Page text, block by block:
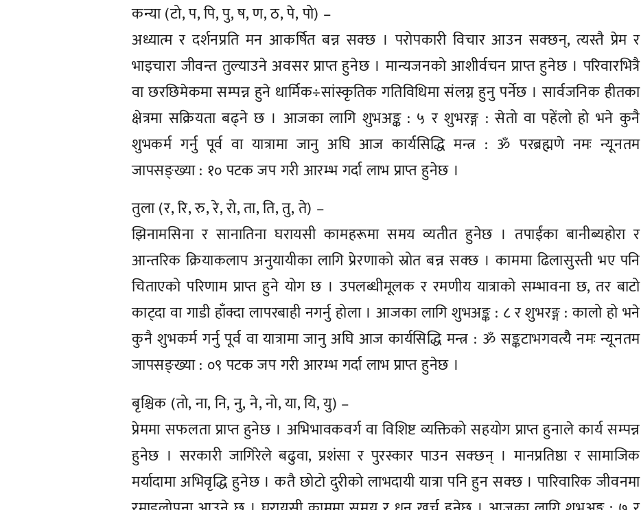
कन्या (टो, प, पि, पु, ष, ण, ठ, पे, पो) –
अध्यात्म र दर्शनप्रति मन आकर्षित बन्न सक्छ । परोपकारी विचार आउन सक्छन्, त्यस्तै प्रेम र
भाइचारा जीवन्त तुल्याउने अवसर प्राप्त हुनेछ । मान्यजनको आशीर्वचन प्राप्त हुनेछ । परिवारभित्रै
वा छरछिमेकमा सम्पन्न हुने धार्मिक÷सांस्कृतिक गतिविधिमा संलग्न हुनु पर्नेछ । सार्वजनिक हीतका
क्षेत्रमा सक्रियता बढ्ने छ । आजका लागि शुभअङ्क : ५ र शुभरङ्ग : सेतो वा पहेंलो हो भने कुनै
शुभकर्म गर्नु पूर्व वा यात्रामा जानु अघि आज कार्यसिद्धि मन्त्र : ॐ परब्रह्मणे नमः न्यूनतम
जापसङ्ख्या : १० पटक जप गरी आरम्भ गर्दा लाभ प्राप्त हुनेछ ।
तुला (र, रि, रु, रे, रो, ता, ति, तु, ते) –
झिनामसिना र सानातिना घरायसी कामहरूमा समय व्यतीत हुनेछ । तपाईंका बानीब्यहोरा र
आन्तरिक क्रियाकलाप अनुयायीका लागि प्रेरणाको स्रोत बन्न सक्छ । काममा ढिलासुस्ती भए पनि
चिताएको परिणाम प्राप्त हुने योग छ । उपलब्धीमूलक र रमणीय यात्राको सम्भावना छ, तर बाटो
काट्दा वा गाडी हाँक्दा लापरबाही नगर्नु होला । आजका लागि शुभअङ्क : ८ र शुभरङ्ग : कालो हो भने
कुनै शुभकर्म गर्नु पूर्व वा यात्रामा जानु अघि आज कार्यसिद्धि मन्त्र : ॐ सङ्कटाभगवत्यैै नमः न्यूनतम
जापसङ्ख्या : ०९ पटक जप गरी आरम्भ गर्दा लाभ प्राप्त हुनेछ ।
बृश्चिक (तो, ना, नि, नु, ने, नो, या, यि, यु) –
प्रेममा सफलता प्राप्त हुनेछ । अभिभावकवर्ग वा विशिष्ट व्यक्तिको सहयोग प्राप्त हुनाले कार्य सम्पन्न
हुनेछ । सरकारी जागिरेले बढुवा, प्रशंसा र पुरस्कार पाउन सक्छन् । मानप्रतिष्ठा र सामाजिक
मर्यादामा अभिवृद्धि हुनेछ । कतै छोटो दुरीको लाभदायी यात्रा पनि हुन सक्छ । पारिवारिक जीवनमा